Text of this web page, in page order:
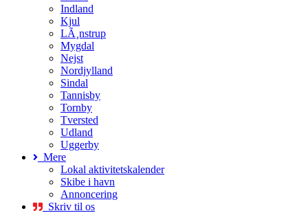
Indland
Kjul
LÃ¸nstrup
Mygdal
Nejst
Nordjylland
Sindal
Tannisby
Tornby
Tversted
Udland
Uggerby
Mere
Lokal aktivitetskalender
Skibe i havn
Annoncering
Skriv til os